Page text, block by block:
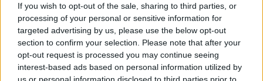
If you wish to opt-out of the sale, sharing to third parties, or
processing of your personal or sensitive information for
targeted advertising by us, please use the below opt-out
section to confirm your selection. Please note that after your
opt-out request is processed you may continue seeing
interest-based ads based on personal information utilized by
us or personal information disclosed to third parties prior to
08.08.2026, 21:49 20
Για ανθρωποκτονία από αμέλεια